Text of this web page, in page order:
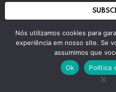
© 2026 by bring the pixel.
Contact us
Nós utilizamos cookies para
experiência em nosso site. Se
assumimos que
Ok
Política